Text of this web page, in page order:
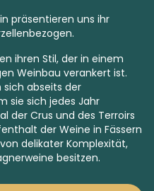
präsentieren uns ihr
ihren Stil, der in einem
Weinbau verankert ist.
abseits der
sie sich jedes Jahr
der Crus und des Terroirs
der Weine in Fässern
delikater Komplexität,
besitzen.